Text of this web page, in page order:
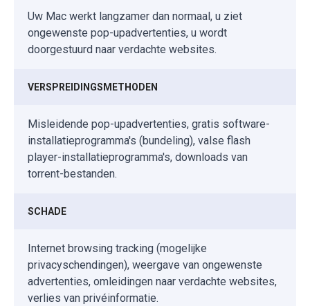
Uw Mac werkt langzamer dan normaal, u ziet
ongewenste pop-upadvertenties, u wordt
doorgestuurd naar verdachte websites.
VERSPREIDINGSMETHODEN
Misleidende pop-upadvertenties, gratis software-
installatieprogramma's (bundeling), valse flash
player-installatieprogramma's, downloads van
torrent-bestanden.
SCHADE
Internet browsing tracking (mogelijke
privacyschendingen), weergave van ongewenste
advertenties, omleidingen naar verdachte websites,
verlies van privéinformatie.